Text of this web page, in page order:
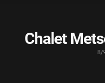
Chalet
8/